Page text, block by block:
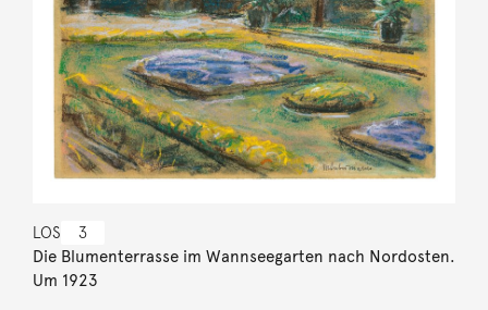
LOS 3
Die Blumenterrasse im Wannseegarten nach Nordosten.
Um 1923